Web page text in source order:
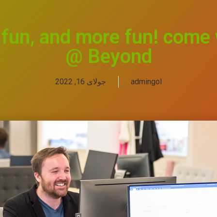
and more fun! come
@ Beyond
admingol جولای 16, 2022